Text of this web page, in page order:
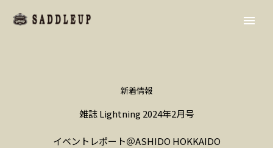
新着情報
雑誌 Lightning 2024年2月号
イベントレポート＠ASHIDO HOKKAIDO